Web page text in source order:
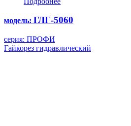
модель: ГЛГ-5060
серия: ПРОФИ
Гайкорез гидравлический